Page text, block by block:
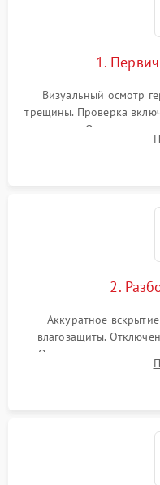
Экран (дисплей)
1.
Визуальный осмотр
трещины. Проверка
зарядки. Оценка
проверка базовых
2.
Аккуратное
влагозащиты.
Очистка внутренних
обработка